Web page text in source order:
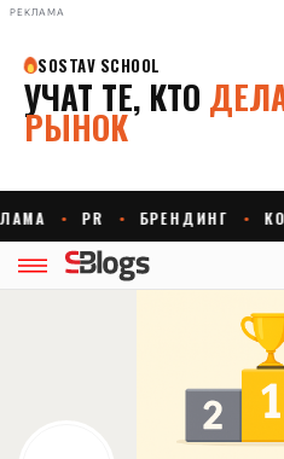
РЕКЛАМА